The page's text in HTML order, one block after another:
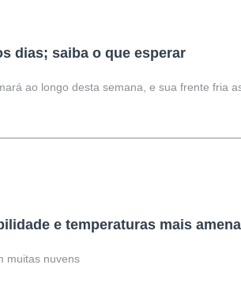
dias; saiba o que esperar
ao longo desta semana, e sua frente fria
e temperaturas mais
muitas nuvens